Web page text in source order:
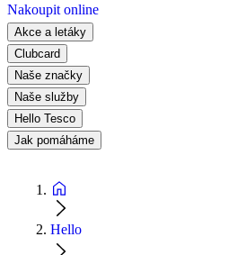
Nakoupit online
Akce a letáky
Clubcard
Naše značky
Naše služby
Hello Tesco
Jak pomáháme
Hello